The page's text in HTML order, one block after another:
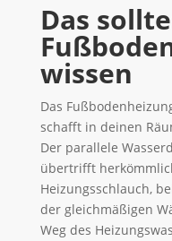
Das
wissen
Das
schafft in deinen
Der parallele
übertrifft
Heizungsschlauch,
der gleichmäßigen
Weg des